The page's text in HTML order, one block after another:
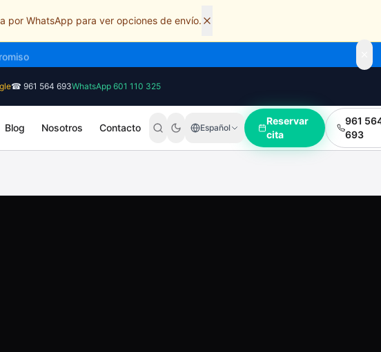
por WhatsApp para ver opciones de envío.
☎ 961 564 693WhatsApp 601 110 325
Blog Nosotros Contacto Español
Reservar
cita
961
693